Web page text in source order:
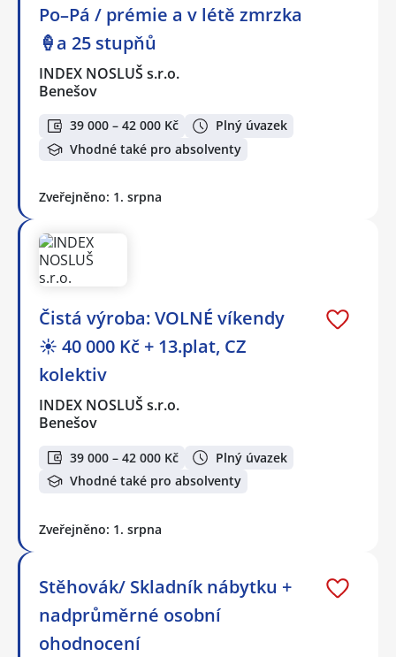
Po–Pá / prémie a v létě zmrzka
🍦a 25 stupňů
INDEX NOSLUŠ s.r.o.
Benešov
39 000 – 42 000 Kč
Plný úvazek
Vhodné také pro absolventy
Zveřejněno: 1. srpna
Čistá výroba: VOLNÉ víkendy
☀️ 40 000 Kč + 13.plat, CZ
kolektiv
INDEX NOSLUŠ s.r.o.
Benešov
39 000 – 42 000 Kč
Plný úvazek
Vhodné také pro absolventy
Zveřejněno: 1. srpna
Stěhovák/ Skladník nábytku +
nadprůměrné osobní
ohodnocení